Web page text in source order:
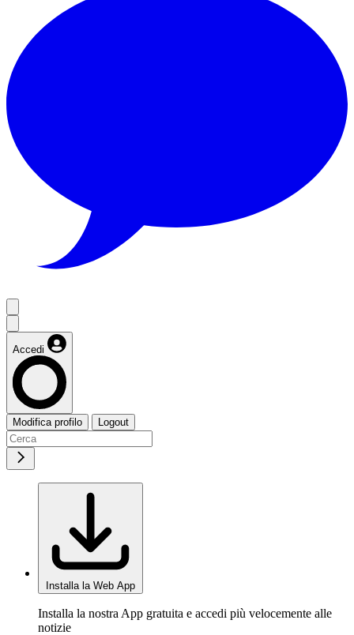
Accedi
Modifica profilo Logout
Installa la Web App
Installa la nostra App gratuita e accedi più velocemente alle
notizie